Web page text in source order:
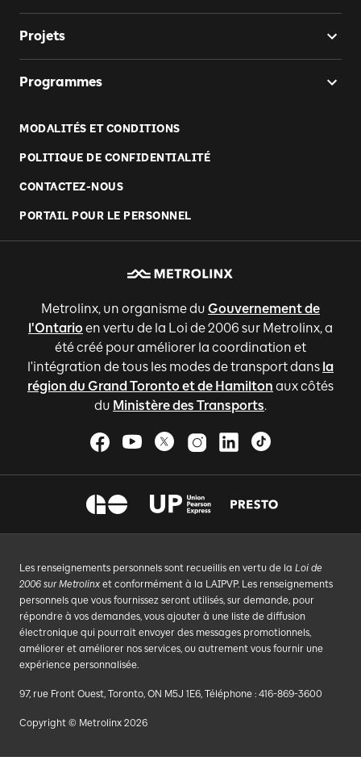
Projets
Programmes
MODALITÉS ET CONDITIONS
POLITIQUE DE CONFIDENTIALITÉ
CONTACTEZ-NOUS
PORTAIL POUR LE PERSONNEL
Metrolinx, un organisme du Gouvernement de
l'Ontario en vertu de la Loi de 2006 sur Metrolinx, a
été créé pour améliorer la coordination et
l'intégration de tous les modes de transport dans la
région du Grand Toronto et de Hamilton aux côtés
du Ministère des Transports.
Les renseignements personnels sont recueillis en vertu de la Loi de
2006 sur Metrolinx et conformément à la LAIPVP. Les renseignements
personnels que vous fournissez seront utilisés, sur demande, pour
répondre à vos demandes, vous ajouter à une liste de diffusion
électronique qui pourrait envoyer des messages promotionnels,
améliorer et améliorer nos services, ou autrement vous fournir une
expérience personnalisée.
97, rue Front Ouest, Toronto, ON M5J 1E6, Téléphone : 416-869-3600
Copyright © Metrolinx 2026